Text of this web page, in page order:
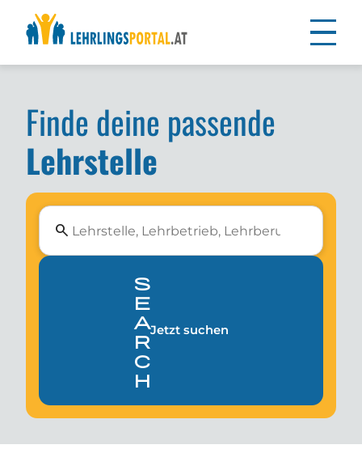
Finde deine passende
Lehrstelle
search
s
e
a
r
c
h
Jetzt suchen